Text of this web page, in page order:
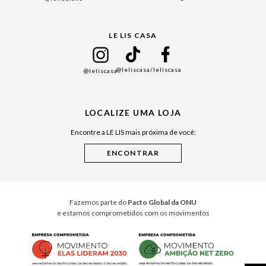
Cuidados Casa
LE LIS CASA
@leliscasa@leliscasa/leliscasa
LOCALIZE UMA LOJA
Encontre a LE LIS mais próxima de você:
Fazemos parte do Pacto Global da ONU
e estamos comprometidos com os movimentos